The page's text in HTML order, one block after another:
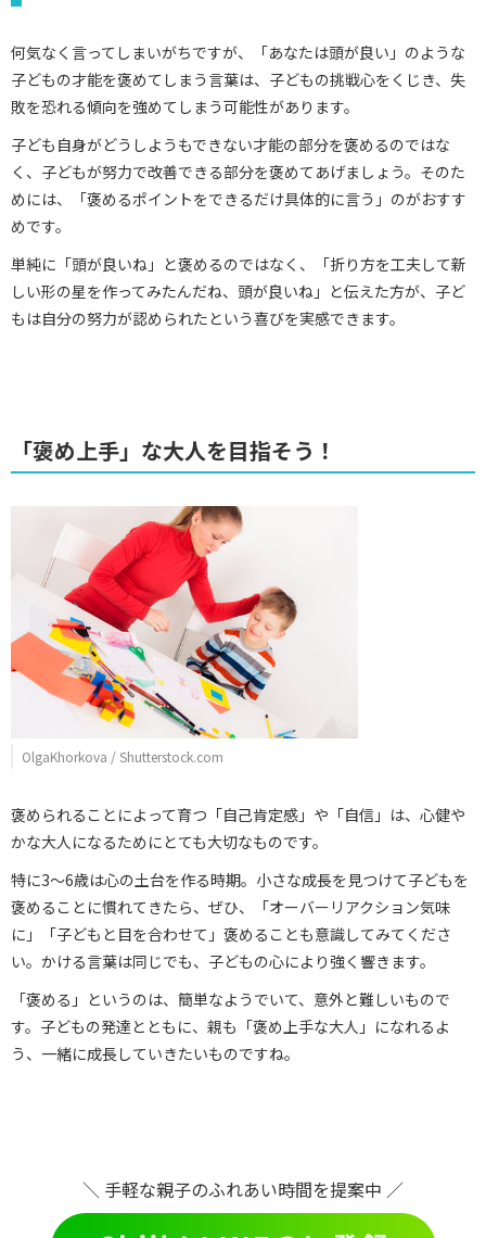
何気なく言ってしまいがちですが、「あなたは頭が良い」のような
子どもの才能を褒めてしまう言葉は、子どもの挑戦心をくじき、失
敗を恐れる傾向を強めてしまう可能性があります。
子ども自身がどうしようもできない才能の部分を褒めるのではな
く、子どもが努力で改善できる部分を褒めてあげましょう。そのた
めには、「褒めるポイントをできるだけ具体的に言う」のがおすす
めです。
単純に「頭が良いね」と褒めるのではなく、「折り方を工夫して新
しい形の星を作ってみたんだね、頭が良いね」と伝えた方が、子ど
もは自分の努力が認められたという喜びを実感できます。
「褒め上手」な大人を目指そう！
OlgaKhorkova / Shutterstock.com
褒められることによって育つ「自己肯定感」や「自信」は、心健や
かな大人になるためにとても大切なものです。
特に3～6歳は心の土台を作る時期。小さな成長を見つけて子どもを
褒めることに慣れてきたら、ぜひ、「オーバーリアクション気味
に」「子どもと目を合わせて」褒めることも意識してみてくださ
い。かける言葉は同じでも、子どもの心により強く響きます。
「褒める」というのは、簡単なようでいて、意外と難しいもので
す。子どもの発達とともに、親も「褒め上手な大人」になれるよ
う、一緒に成長していきたいものですね。
＼ 手軽な親子のふれあい時間を提案中 ／